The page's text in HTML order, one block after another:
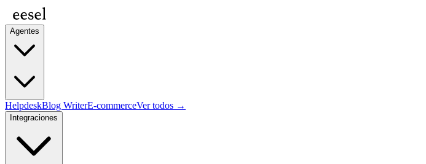
Agentes
HelpdeskBlog WriterE-commerceVer todos →
Integraciones